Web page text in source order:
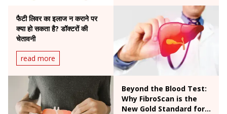
फैटी लिवर का इलाज न कराने पर
क्या हो सकता है? डॉक्टरों की
चेतावनी
read more
Beyond the Blood Test:
Why FibroScan is the
New Gold Standard for